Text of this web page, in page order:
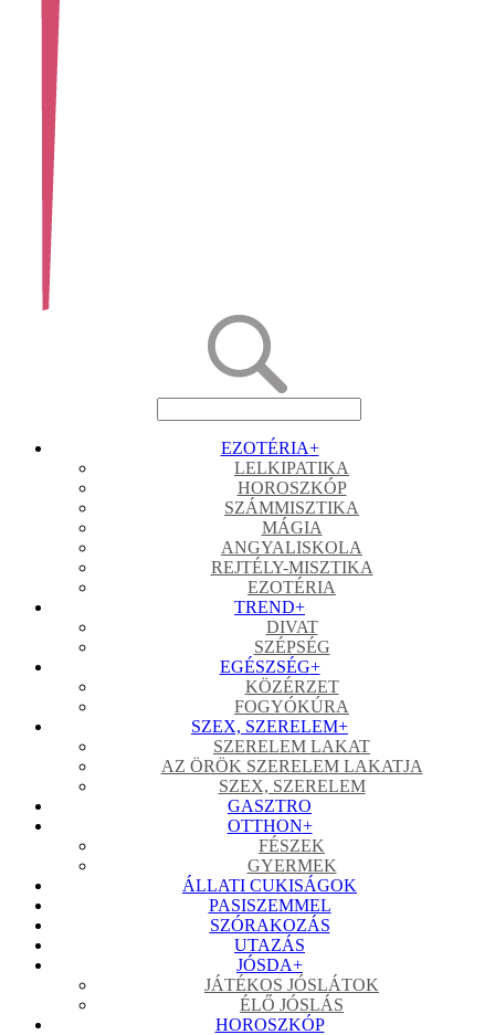
EZOTÉRIA+
LELKIPATIKA
HOROSZKÓP
SZÁMMISZTIKA
MÁGIA
ANGYALISKOLA
REJTÉLY-MISZTIKA
EZOTÉRIA
TREND+
DIVAT
SZÉPSÉG
EGÉSZSÉG+
KÖZÉRZET
FOGYÓKÚRA
SZEX, SZERELEM+
SZERELEM LAKAT
AZ ÖRÖK SZERELEM LAKATJA
SZEX, SZERELEM
GASZTRO
OTTHON+
FÉSZEK
GYERMEK
ÁLLATI CUKISÁGOK
PASISZEMMEL
SZÓRAKOZÁS
UTAZÁS
JÓSDA+
JÁTÉKOS JÓSLÁTOK
ÉLŐ JÓSLÁS
HOROSZKÓP